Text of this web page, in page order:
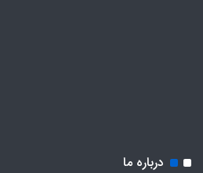
درباره ما